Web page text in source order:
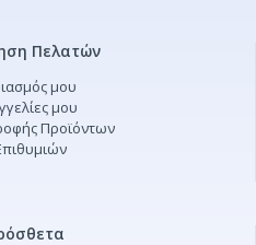
Πελατών
μου
μου
Προϊόντων